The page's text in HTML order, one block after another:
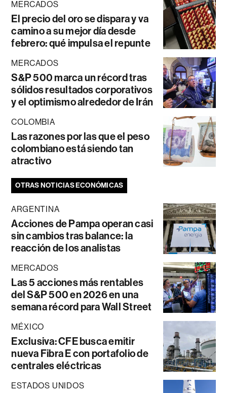
MERCADOS
El precio del oro se dispara y va
camino a su mejor día desde
febrero: qué impulsa el repunte
MERCADOS
S&P 500 marca un récord tras
sólidos resultados corporativos
y el optimismo alrededor de Irán
COLOMBIA
Las razones por las que el peso
colombiano está siendo tan
atractivo
OTRAS NOTICIAS ECONÓMICAS
ARGENTINA
Acciones de Pampa operan casi
sin cambios tras balance: la
reacción de los analistas
MERCADOS
Las 5 acciones más rentables
del S&P 500 en 2026 en una
semana récord para Wall Street
MÉXICO
Exclusiva: CFE busca emitir
nueva Fibra E con portafolio de
centrales eléctricas
ESTADOS UNIDOS